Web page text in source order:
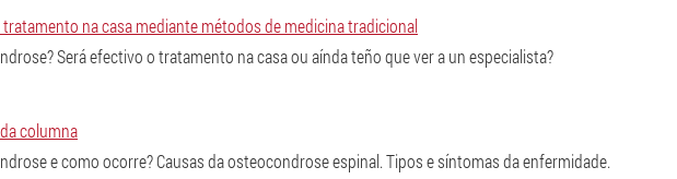
na casa mediante métodos de medicina tradicional
Será efectivo o tratamento na casa ou aínda teño que ver a un especialista?
columna
e como ocorre? Causas da osteocondrose espinal. Tipos e síntomas da enfermidade.